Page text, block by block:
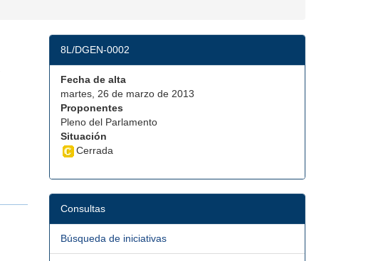
8L/DGEN-0002
Fecha de alta
martes, 26 de marzo de 2013
Proponentes
Pleno del Parlamento
Situación
Cerrada
Consultas
Búsqueda de iniciativas